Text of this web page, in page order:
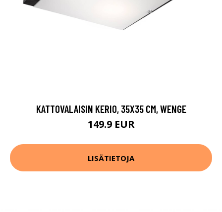
KATTOVALAISIN KERIO, 35X35 CM, WENGE
149.9 EUR
LISÄTIETOJA